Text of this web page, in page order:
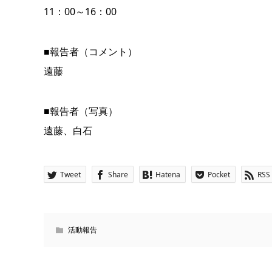
11：00～16：00
■報告者（コメント）
遠藤
■報告者（写真）
遠藤、白石
Tweet Share Hatena Pocket RSS
活動報告